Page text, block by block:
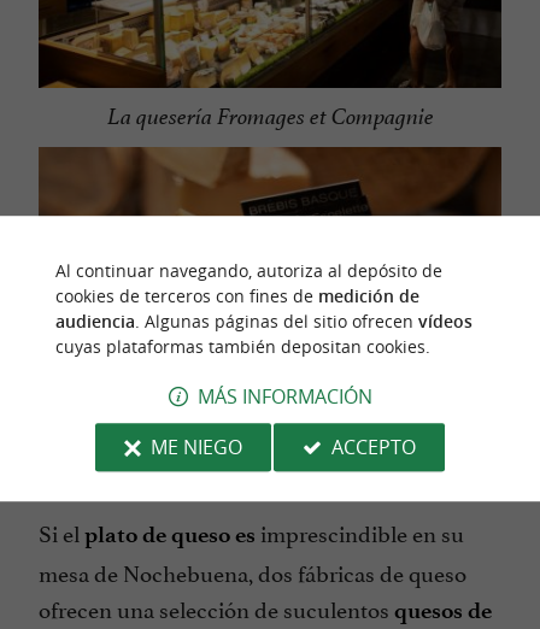
La quesería Fromages et Compagnie
Si el plato de queso es imprescindible en su
mesa de Nochebuena, dos fábricas de queso
ofrecen una selección de suculentos quesos de
Al continuar navegando, autoriza al depósito de
cookies de terceros con fines de medición de
audiencia . Algunas páginas del sitio ofrecen vídeos
cuyas plataformas también depositan cookies.
MÁS INFORMACIÓN
ME NIEGO
ACCEPTO